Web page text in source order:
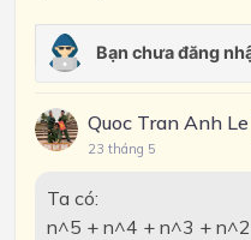
Quoc Tran Anh Le
23 tháng 5
Ta có:
n^5 + n^4 + n^3 +